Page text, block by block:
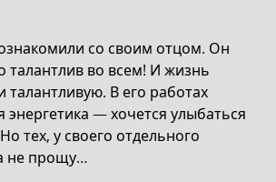
со своим отцом. Он
талантлив во всем! И жизнь
В его работах
энергетика — хочется улыбаться
тех, у своего отдельного
не прощу…